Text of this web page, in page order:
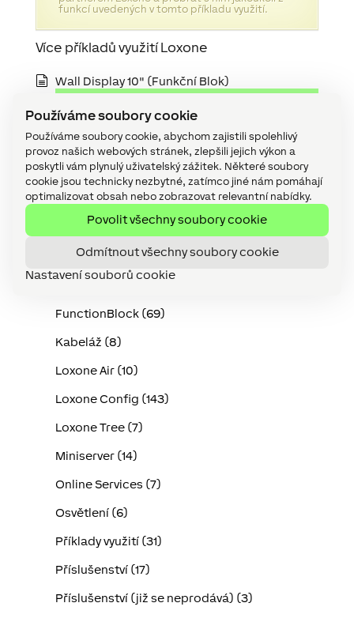
Používáme soubory cookie
Používáme soubory cookie, abychom zajistili spolehlivý
provoz našich webových stránek, zlepšili jejich výkon a
poskytli vám plynulý uživatelský zážitek. Některé soubory
cookie jsou technicky nezbytné, zatímco jiné nám pomáhají
optimalizovat obsah nebo zobrazovat relevantní nabídky.
Povolit všechny soubory cookie
Odmítnout všechny soubory cookie
Nastavení souborů cookie
funkcí uvedených v tomto příkladu využití.
Více příkladů využití Loxone
Wall Display 10" (Funkční Blok)
Ovládání Touch Pure Display
Touch Pure Display Tree
Kategorie
API (2)
Audio (15)
FunctionBlock (69)
Kabeláž (8)
Loxone Air (10)
Loxone Config (143)
Loxone Tree (7)
Miniserver (14)
Online Services (7)
Osvětlení (6)
Příklady využití (31)
Příslušenství (17)
Příslušenství (již se neprodává) (3)